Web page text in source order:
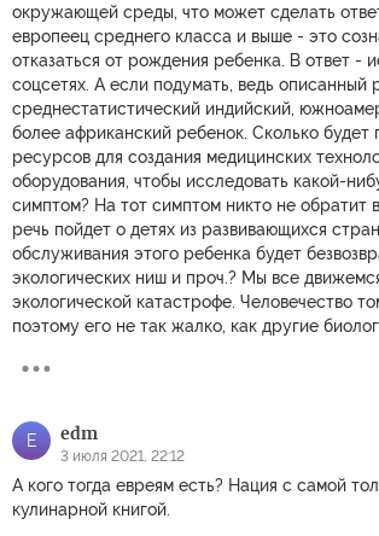
окружающей среды, что может сделать
европеец среднего класса и выше - это
отказаться от рождения ребенка. В ответ -
соцсетях. А если подумать, ведь описанный
среднестатистический индийский,
более африканский ребенок. Сколько будет
ресурсов для создания медицинских
оборудования, чтобы исследовать какой-
симптом? На тот симптом никто не обратит
речь пойдет о детях из развивающихся
обслуживания этого ребенка будет
экологических ниш и проч.? Мы все
экологической катастрофе. Человечество
поэтому его не так жалко, как другие
E edm
3 июля 2021, 22:12
А кого тогда евреям есть? Нация с самой
кулинарной книгой.